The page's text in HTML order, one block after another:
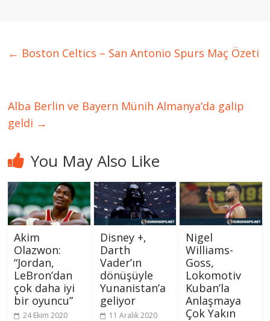
← Boston Celtics – San Antonio Spurs Maç Özeti
Alba Berlin ve Bayern Münih Almanya’da galip
geldi →
You May Also Like
Akim
Olazwon:
“Jordan,
LeBron’dan
çok daha iyi
bir oyuncu”
24 Ekim 2020
Disney +,
Darth
Vader’ın
dönüşüyle ​​
Yunanistan’a
geliyor
11 Aralık 2020
Nigel
Williams-
Goss,
Lokomotiv
Kuban’la
Anlaşmaya
Çok Yakın